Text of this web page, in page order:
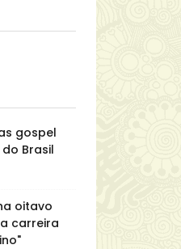
gospel
Brasil
oitavo
carreira